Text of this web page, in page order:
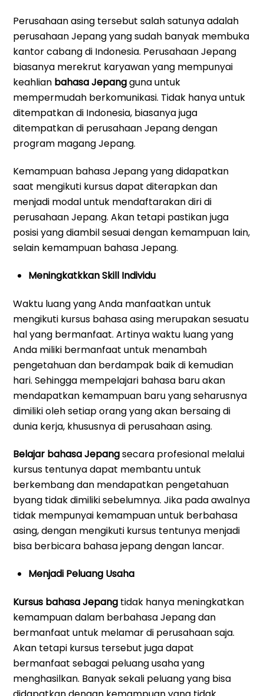
Perusahaan asing tersebut salah satunya adalah
perusahaan Jepang yang sudah banyak membuka
kantor cabang di Indonesia. Perusahaan Jepang
biasanya merekrut karyawan yang mempunyai
keahlian bahasa Jepangguna untuk
mempermudah berkomunikasi. Tidak hanya untuk
ditempatkan di Indonesia, biasanya juga
ditempatkan di perusahaan Jepang dengan
program magang Jepang.
Kemampuan bahasa Jepang yang didapatkan
saat mengikuti kursus dapat diterapkan dan
menjadi modal untuk mendaftarakan diri di
perusahaan Jepang. Akan tetapi pastikan juga
posisi yang diambil sesuai dengan kemampuan lain,
selain kemampuan bahasa Jepang.
Meningkatkkan Skill Individu
Waktu luang yang Anda manfaatkan untuk
mengikuti kursus bahasa asing merupakan sesuatu
hal yang bermanfaat. Artinya waktu luang yang
Anda miliki bermanfaat untuk menambah
pengetahuan dan berdampak baik di kemudian
hari. Sehingga mempelajari bahasa baru akan
mendapatkan kemampuan baru yang seharusnya
dimiliki oleh setiap orang yang akan bersaing di
dunia kerja, khususnya di perusahaan asing.
Belajar bahasa Jepangsecara profesional melalui
kursus tentunya dapat membantu untuk
berkembang dan mendapatkan pengetahuan
byang tidak dimiliki sebelumnya. Jika pada awalnya
tidak mempunyai kemampuan untuk berbahasa
asing, dengan mengikuti kursus tentunya menjadi
bisa berbicara bahasa jepang dengan lancar.
Menjadi Peluang Usaha
Kursus bahasa Jepang tidak hanya meningkatkan
kemampuan dalam berbahasa Jepang dan
bermanfaat untuk melamar di perusahaan saja.
Akan tetapi kursus tersebut juga dapat
bermanfaat sebagai peluang usaha yang
menghasilkan. Banyak sekali peluang yang bisa